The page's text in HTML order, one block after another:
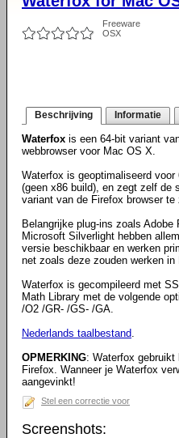
Freeware
OSX
Beschrijving Informatie
Waterfox is een 64-bit variant
webbrowser voor Mac OS X.
Waterfox is geoptimaliseerd
(geen x86 build), en zegt zelf de
variant van de Firefox browser te
Belangrijke plug-ins zoals Adobe
Microsoft Silverlight hebben
versie beschikbaar en werken
net zoals deze zouden werken in
Waterfox is gecompileerd met
Math Library met de volgende
/O2 /GR- /GS- /GA.
Nederlands taalbestand.
OPMERKING: Waterfox gebruikt
Firefox. Wanneer je Waterfox
aangevinkt!
Stel een correctie voor
Screenshots: